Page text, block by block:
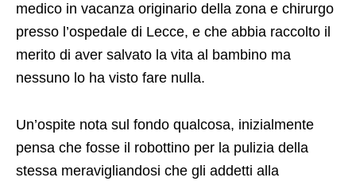
medico in vacanza originario della zona e chirurgo
presso l’ospedale di Lecce, e che abbia raccolto il
merito di aver salvato la vita al bambino ma
nessuno lo ha visto fare nulla.
Un’ospite nota sul fondo qualcosa, inizialmente
pensa che fosse il robottino per la pulizia della
stessa meravigliandosi che gli addetti alla